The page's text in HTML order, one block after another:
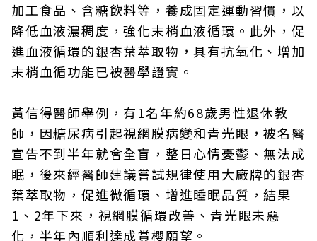
加工食品、含糖飲料等，養成固定運動習慣，以
降低血液濃稠度，強化末梢血液循環。此外，促
進血液循環的銀杏葉萃取物，具有抗氧化、增加
末梢血循功能已被醫學證實。
黃信得醫師舉例，有1名年約68歲男性退休教
師，因糖尿病引起視網膜病變和青光眼，被名醫
宣告不到半年就會全盲，整日心情憂鬱、無法成
眠，後來經醫師建議嘗試規律使用大廠牌的銀杏
葉萃取物，促進微循環、增進睡眠品質，結果
1、2年下來，視網膜循環改善、青光眼未惡
化，半年內順利達成賞櫻願望。